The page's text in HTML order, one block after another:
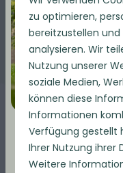
Entdecke alle
zu optimieren,
bereitzustellen
analysieren. Wir
Nutzung unserer
soziale Medien,
können diese
Informationen
Verfügung gestellt
Ihrer Nutzung ihrer
Weitere